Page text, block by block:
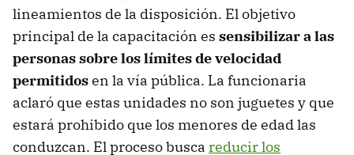
lineamientos de la disposición. El objetivo
principal de la capacitación es sensibilizar a las
personas sobre los límites de velocidad
permitidosen la vía pública. La funcionaria
aclaró que estas unidades no son juguetes y que
estará prohibido que los menores de edad las
conduzcan. El proceso busca reducir los